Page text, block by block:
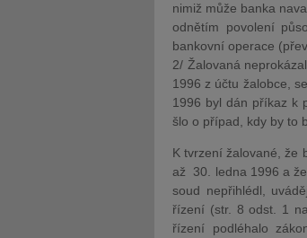
nimiž může banka
odnětím povolení
bankovní operace
2/ Žalovaná
1996 z účtu žalobce,
1996 byl dán příkaz k
šlo o případ, kdy by to
K tvrzení žalované, že
až 30. ledna 1996 a
soud nepřihlédl,
řízení (str. 8 odst. 1
řízení podléhalo